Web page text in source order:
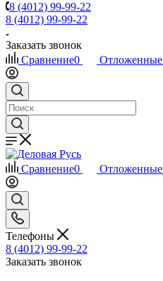
8 (4012) 99-99-22
8 (4012) 99-99-22
Заказать звонок
Сравнение0 Отложенные
Сравнение0 Отложенные
Телефоны
8 (4012) 99-99-22
Заказать звонок